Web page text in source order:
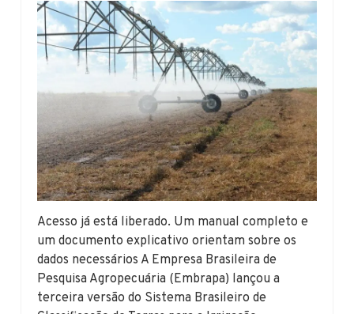
Acesso já está liberado. Um manual completo e
um documento explicativo orientam sobre os
dados necessários A Empresa Brasileira de
Pesquisa Agropecuária (Embrapa) lançou a
terceira versão do Sistema Brasileiro de